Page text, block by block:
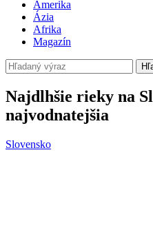
Amerika
Ázia
Afrika
Magazín
Najdlhšie rieky na
najvodnatejšia
Slovensko